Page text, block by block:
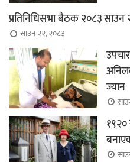
प्रतिनिधिसभा बैठक २०८३
साउन २२, २०८३
ज्यान